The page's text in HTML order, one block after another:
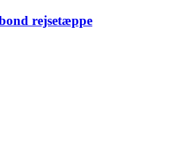
rejsetæppe